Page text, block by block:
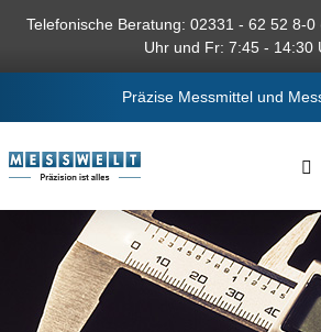
springen
Telefonische Beratung: 02331 - 62 52 8-
Uhr und Fr: 7:45 - 14:30
Präzise Messmittel und